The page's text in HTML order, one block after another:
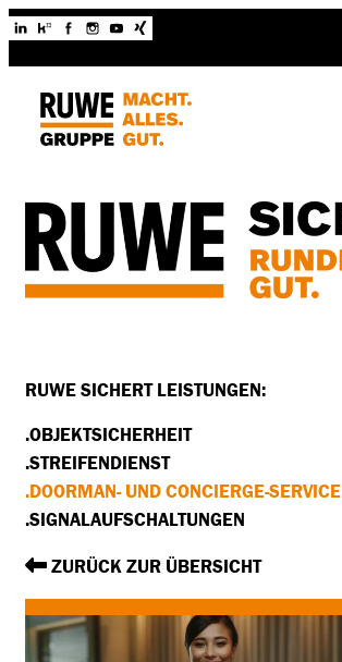
RUWE SICHERT LEISTUNGEN:
.OBJEKTSICHERHEIT
.STREIFENDIENST
.DOORMAN- UND CONCIERGE-SERVICE
.SIGNALAUFSCHALTUNGEN
ZURÜCK ZUR ÜBERSICHT